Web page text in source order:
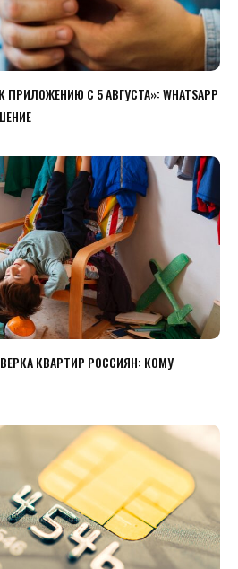
C 5 АВГУСТА»: WHATSAPP
КВАРТИР РОССИЯН: КОМУ